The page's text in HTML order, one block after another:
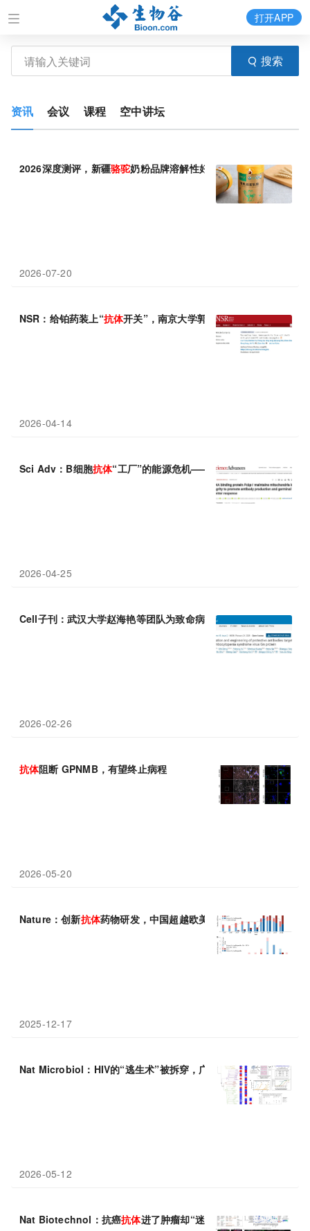
搜索
打开APP
资讯 会议 课程 空中讲坛
2026深度测评，新疆骆驼奶粉品牌溶解性好，粉质细腻速溶无残
2026-07-20
NSR：给铂药装上“抗体开关”，南京大学郭子建/李劼开发新型铂
2026-04-14
Sci Adv：B细胞抗体“工厂”的能源危机——西湖大学常兴团队揭
2026-04-25
Cell子刊：武汉大学赵海艳等团队为致命病毒定制“超级抗体”，AI
2026-02-26
抗体阻断 GPNMB，有望终止病程
2026-05-20
Nature：创新抗体药物研发，中国超越欧美
2025-12-17
Nat Microbiol：HIV的“逃生术”被拆穿，广谱中和抗体为何失效有
2026-05-12
Nat Biotechnol：抗癌抗体进了肿瘤却“迷路”，新平台揪出微环